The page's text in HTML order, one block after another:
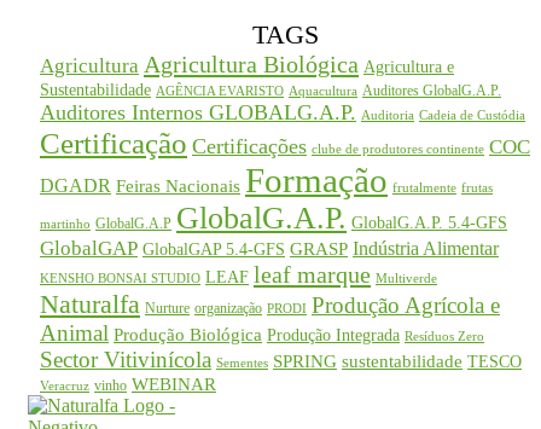
TAGS
Agricultura Agricultura Biológica Agricultura e
Sustentabilidade AGÊNCIA EVARISTO Aquacultura Auditores GlobalG.A.P.
Auditores Internos GLOBALG.A.P. Auditoria Cadeia de Custódia
Certificação Certificações clube de produtores continente COC
DGADR Feiras Nacionais Formação frutalmente frutas
martinho GlobalG.A.P GlobalG.A.P. GlobalG.A.P. 5.4-GFS
GlobalGAP GlobalGAP 5.4-GFS GRASP Indústria Alimentar
KENSHO BONSAI STUDIO LEAF leaf marque Multiverde
Naturalfa Nurture organização PRODI Produção Agrícola e
Animal Produção Biológica Produção Integrada Resíduos Zero
Sector Vitivinícola Sementes SPRING sustentabilidade TESCO
Veracruz vinho WEBINAR